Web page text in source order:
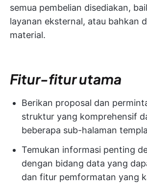
semua pembelian disediakan,
layanan eksternal, atau bahkan
material.
Fitur-fitur utama
Berikan proposal dan
struktur yang komprehensif
beberapa sub-halaman
Temukan informasi penting
dengan bidang data yang
dan fitur pemformatan yang